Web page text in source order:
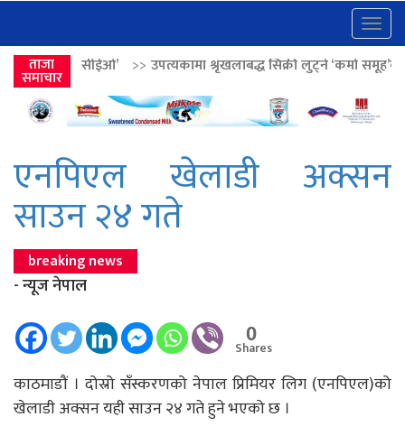
ताजा
समाचार
>>उपत्यकामा श्रृंखलाबद्ध सिक्री लुट्ने ‘कर्मा समूह’का नाइकेसहित पाँच
एनपिएल खेलाडी अक्सन
साउन २४ गते
breaking news
- न्यूज नेपाल
0
Shares
काठमाडौं । दोस्रो सँस्करणको नेपाल प्रिमियर लिग (एनपिएल)को
खेलाडी अक्सन यही साउन २४ गते हुने भएको छ ।